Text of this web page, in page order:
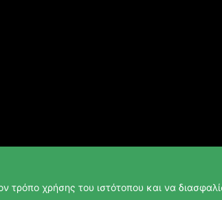
χρήσης του ιστότοπου και να